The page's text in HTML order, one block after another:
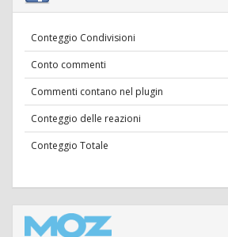
Conteggio Condivisioni
Conto commenti
Commenti contano nel plugin
Conteggio delle reazioni
Conteggio Totale